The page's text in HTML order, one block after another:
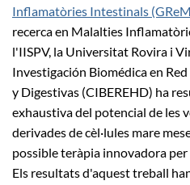
Inflamatòries Intestinals
recerca en Malalties
l'IISPV, la Universitat Rovira i
Investigación Biomédica en
y Digestivas (CIBEREHD) ha
exhaustiva del potencial de les
derivades de cèl·lules mare
possible teràpia innovadora
Els resultats d'aquest treball